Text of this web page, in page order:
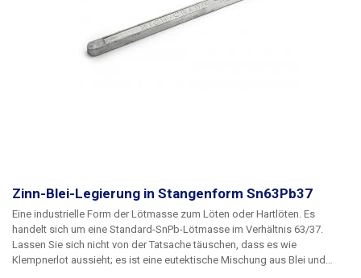
Zinn-Blei-Legierung in Stangenform Sn63Pb37
Eine industrielle Form der Lötmasse zum Löten oder Hartlöten. Es
handelt sich um eine Standard-SnPb-Lötmasse im Verhältnis 63/37.
Lassen Sie sich nicht von der Tatsache täuschen, dass es wie
Klempnerlot aussieht; es ist eine eutektische Mischung aus Blei und